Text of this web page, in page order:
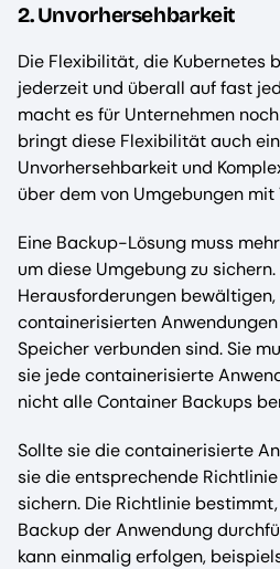
2. Unvorhersehbarkeit
Die Flexibilität, die Kubernetes
jederzeit und überall auf fast
macht es für Unternehmen
bringt diese Flexibilität auch
Unvorhersehbarkeit und
über dem von Umgebungen mit
Eine Backup-Lösung muss
um diese Umgebung zu
Herausforderungen
containerisierten
Speicher verbunden sind. Sie
sie jede containerisierte
nicht alle Container Backups
Sollte sie die containerisierte
sie die entsprechende
sichern. Die Richtlinie
Backup der Anwendung
kann einmalig erfolgen,